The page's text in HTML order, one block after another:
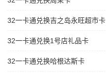
32一卡通兑换吉之岛永旺超市卡
32一卡通兑换1号店礼品卡
32一卡通兑换哈根达斯卡